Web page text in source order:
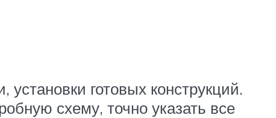
установки готовых конструкций.
схему, точно указать все